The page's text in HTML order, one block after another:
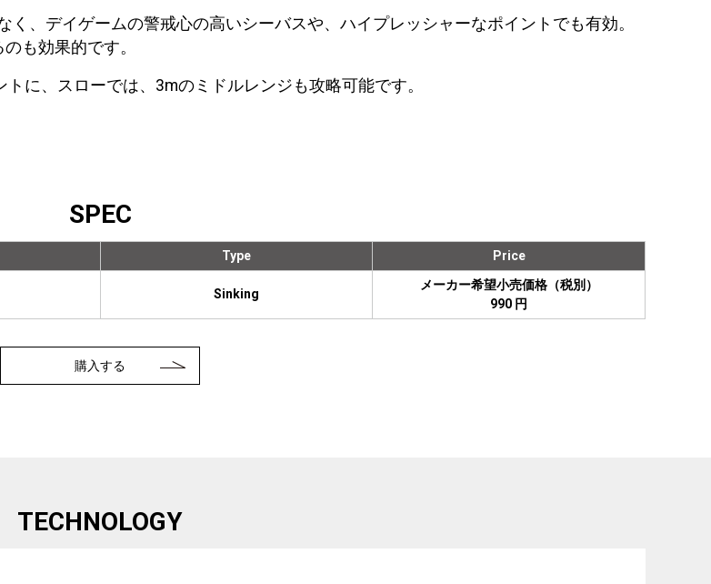
、デイゲームの警戒心の高いシーバスや、ハイプレッシャーなポイントでも有効。
も効果的です。
に、スローでは、3mのミドルレンジも攻略可能です。
SPEC
Type
Sinking
Price
メーカー希望小売価格（税別）
990 円
購入する
TECHNOLOGY